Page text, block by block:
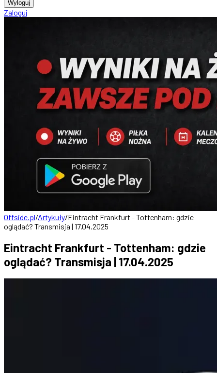
Wyloguj
Zaloguj
Offside.pl/Artykuły/Eintracht Frankfurt - Tottenham: gdzie
oglądać? Transmisja | 17.04.2025
Eintracht Frankfurt - Tottenham: gdzie
oglądać? Transmisja | 17.04.2025